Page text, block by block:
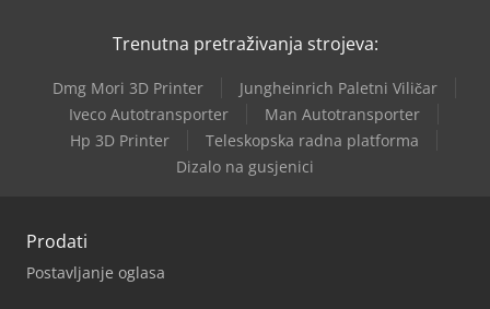
Trenutna pretraživanja strojeva:
Dmg Mori 3D Printer
Jungheinrich Paletni Viličar
Iveco Autotransporter
Man Autotransporter
Hp 3D Printer
Teleskopska radna platforma
Dizalo na gusjenici
Prodati
Postavljanje oglasa